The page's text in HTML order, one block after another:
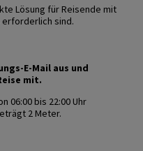
Lösung für Reisende mit
erforderlich sind.
E-Mail aus und
mit.
06:00 bis 22:00 Uhr
2 Meter.